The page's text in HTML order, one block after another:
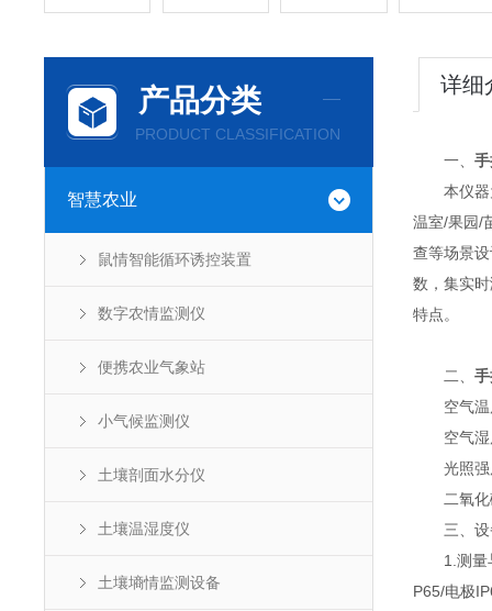
产品分类
PRODUCT CLASSIFICATION
智慧农业
鼠情智能循环诱控装置
数字农情监测仪
便携农业气象站
小气候监测仪
土壤剖面水分仪
土壤温湿度仪
土壤墒情监测设备
详细
一、
本仪器为
温室/果园/
查等场景
数，集实
特点。
二、
空气温
空气湿度
光照强度
二氧化碳
三、设
1.测量与
P65/电极